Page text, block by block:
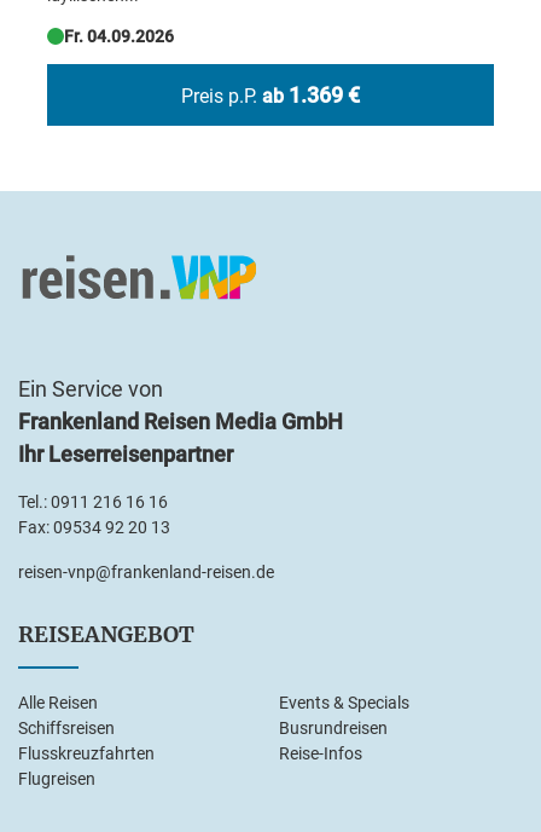
Fr. 04.09.2026
Preis p.P. ab 1.369 €
Ein Service von
Frankenland Reisen Media GmbH
Ihr Leserreisenpartner
Tel.:0911 216 16 16
Fax: 09534 92 20 13
reisen-vnp@frankenland-reisen.de
REISEANGEBOT
Alle Reisen
Schiffsreisen
Flusskreuzfahrten
Flugreisen
Events & Specials
Busrundreisen
Reise-Infos